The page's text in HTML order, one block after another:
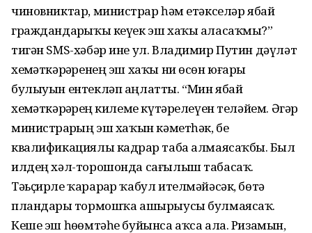
чиновниктар, министрҙар һәм етәкселәр ябай
граждандарҙыҡы кеүек эш хаҡы аласаҡмы?”
тигән SMS-хәбәр ине ул. Владимир Путин дәүләт
хеҙмәткәрҙәренең эш хаҡы ни өсөн юғары
булыуын ентекләп аңлатты. “Мин ябай
хеҙмәткәрҙәрҙең килеме күтәрелеүен теләйем. Әгәр
министрҙарҙың эш хаҡын кәметһәк, беҙ
квалификациялы кадрҙар таба алмаясаҡбыҙ. Был
илдең хәл-торошонда сағылыш табасаҡ.
Тәьҫирле ҡарарҙар ҡабул ителмәйәсәк, бөтә
пландарҙы тормошҡа ашырыусы булмаясаҡ.
Кеше эш һөҙөмтәһе буйынса аҡса ала. Ризамын,